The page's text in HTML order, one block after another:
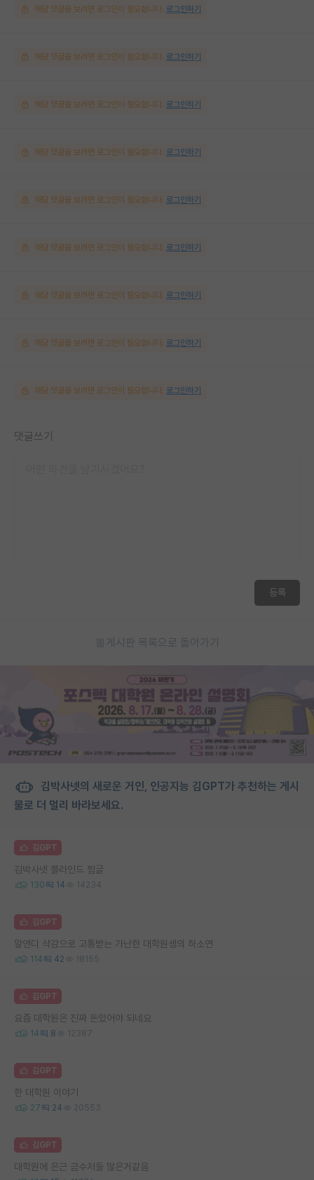
해당 댓글을 보려면 로그인이 필요합니다. 로그인하기
해당 댓글을 보려면 로그인이 필요합니다. 로그인하기
해당 댓글을 보려면 로그인이 필요합니다. 로그인하기
해당 댓글을 보려면 로그인이 필요합니다. 로그인하기
해당 댓글을 보려면 로그인이 필요합니다. 로그인하기
해당 댓글을 보려면 로그인이 필요합니다. 로그인하기
해당 댓글을 보려면 로그인이 필요합니다. 로그인하기
해당 댓글을 보려면 로그인이 필요합니다. 로그인하기
해당 댓글을 보려면 로그인이 필요합니다. 로그인하기
댓글쓰기
등록
게시판 목록으로 돌아가기
김박사넷의 새로운 거인, 인공지능 김GPT가 추천하는 게시
물로 더 멀리 바라보세요.
김GPT
김박사넷 블라인드 펌글
130 14 14234
김GPT
알앤디 삭감으로 고통받는 가난한 대학원생의 하소연
114 42 18155
김GPT
요즘 대학원은 진짜 돈있어야 되네요
14 8 12387
김GPT
한 대학원 이야기
27 24 20553
김GPT
대학원에 은근 금수저들 많은거같음